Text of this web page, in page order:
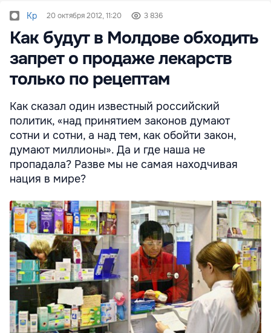
Kp 20 октября 2012, 11:20 3 836
Как будут в Молдове обходить
запрет о продаже лекарств
только по рецептам
Как сказал один известный российский
политик, «над принятием законов думают
сотни и сотни, а над тем, как обойти закон,
думают миллионы». Да и где наша не
пропадала? Разве мы не самая находчивая
нация в мире?